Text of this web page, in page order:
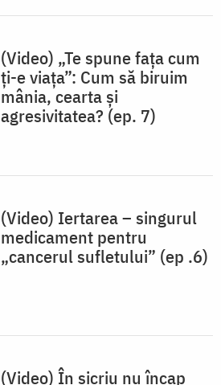
(Video) „Te spune fața cum
ți-e viața”: Cum să biruim
mânia, cearta și
agresivitatea? (ep. 7)
(Video) Iertarea – singurul
medicament pentru
„cancerul sufletului” (ep .6)
(Video) În sicriu nu încap